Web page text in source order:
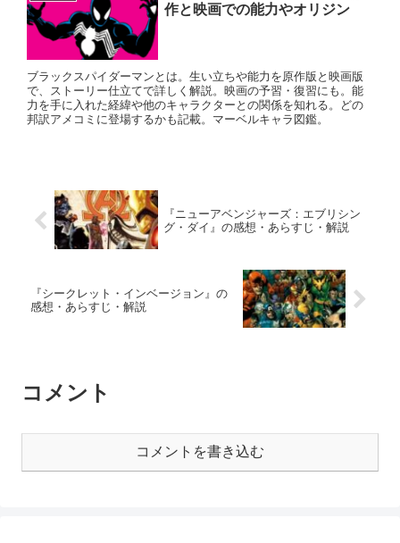
作と映画での能力やオリジン
ブラックスパイダーマンとは。生い立ちや能力を原作版と映画版
で、ストーリー仕立てで詳しく解説。映画の予習・復習にも。能
力を手に入れた経緯や他のキャラクターとの関係を知れる。どの
邦訳アメコミに登場するかも記載。マーベルキャラ図鑑。
『ニューアベンジャーズ：エブリシン
グ・ダイ』の感想・あらすじ・解説
『シークレット・インベージョン』の
感想・あらすじ・解説
コメント
コメントを書き込む